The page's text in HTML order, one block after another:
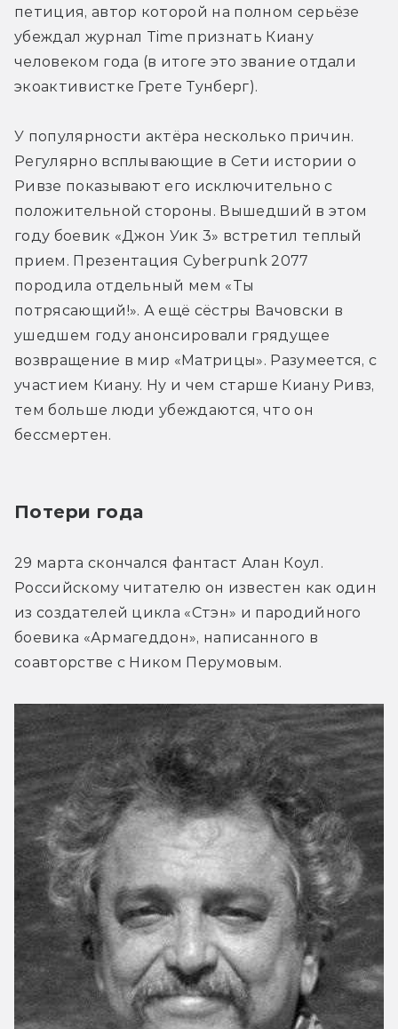
петиция, автор которой на полном серьёзе
убеждал журнал Time признать Киану
человеком года (в итоге это звание отдали
экоактивистке Грете Тунберг).
У популярности актёра несколько причин.
Регулярно всплывающие в Сети истории о
Ривзе показывают его исключительно с
положительной стороны. Вышедший в этом
году боевик «Джон Уик 3» встретил теплый
прием. Презентация Cyberpunk 2077
породила отдельный мем «Ты
потрясающий!». А ещё сёстры Вачовски в
ушедшем году анонсировали грядущее
возвращение в мир «Матрицы». Разумеется, с
участием Киану. Ну и чем старше Киану Ривз,
тем больше люди убеждаются, что он
бессмертен.
Потери года
29 марта скончался фантаст Алан Коул.
Российскому читателю он известен как один
из создателей цикла «Стэн» и пародийного
боевика «Армагеддон», написанного в
соавторстве с Ником Перумовым.